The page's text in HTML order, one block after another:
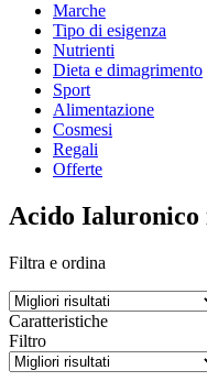
Marche
Tipo di esigenza
Nutrienti
Dieta e dimagrimento
Sport
Alimentazione
Cosmesi
Regali
Offerte
Acido Ialuronico
Filtra e ordina
Caratteristiche
Filtro